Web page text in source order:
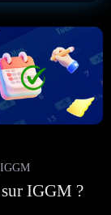
IGGM ?